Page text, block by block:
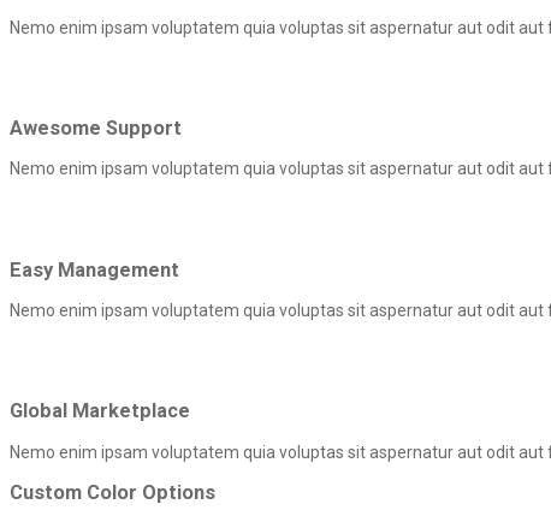
Nemo enim ipsam voluptatem quia voluptas sit aspernatur aut odit aut
Awesome Support
Nemo enim ipsam voluptatem quia voluptas sit aspernatur aut odit
Easy Management
Nemo enim ipsam voluptatem quia voluptas sit aspernatur aut odit aut
Global Marketplace
Nemo enim ipsam voluptatem quia voluptas sit aspernatur aut odit aut
Custom Color Options